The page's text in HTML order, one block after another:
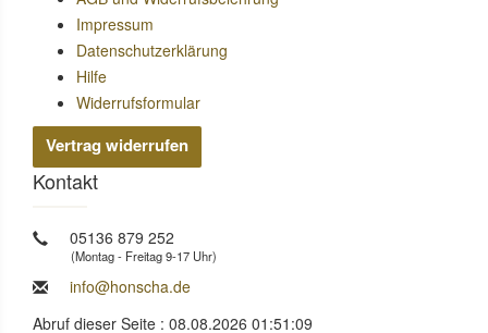
Impressum
Datenschutzerklärung
Hilfe
Widerrufsformular
Vertrag widerrufen
Kontakt
05136 879 252
(Montag - Freitag 9-17 Uhr)
info@honscha.de
Abruf dieser Seite : 08.08.2026 01:51:09